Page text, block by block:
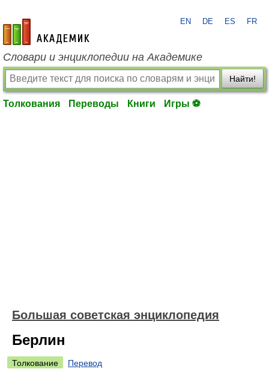
academic.ru
EN DE ES FR
Словари и энциклопедии на Академике
Найти!
Толкования Переводы Книги Игры ⚽
Большая советская энциклопедия
Берлин
Толкование
Перевод